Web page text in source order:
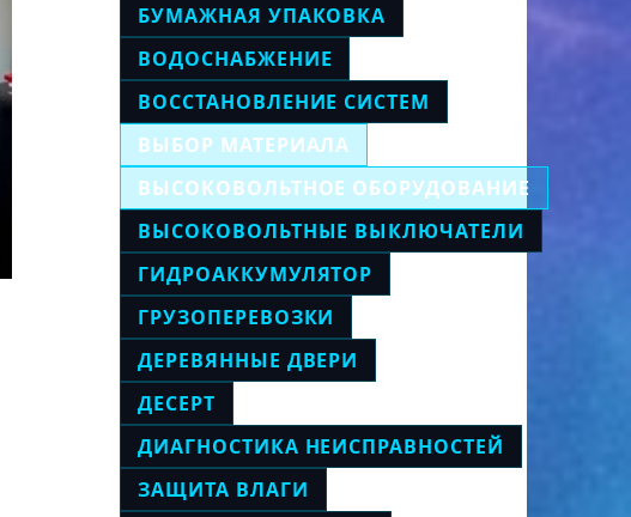
БУМАЖНАЯ УПАКОВКА
ВОДОСНАБЖЕНИЕ
ВОССТАНОВЛЕНИЕ СИСТЕМ
ВЫБОР МАТЕРИАЛА
ВЫСОКОВОЛЬТНОЕ ОБОРУДОВАНИЕ
ВЫСОКОВОЛЬТНЫЕ ВЫКЛЮЧАТЕЛИ
ГИДРОАККУМУЛЯТОР
ГРУЗОПЕРЕВОЗКИ
ДЕРЕВЯННЫЕ ДВЕРИ
ДЕСЕРТ
ДИАГНОСТИКА НЕИСПРАВНОСТЕЙ
ЗАЩИТА ВЛАГИ